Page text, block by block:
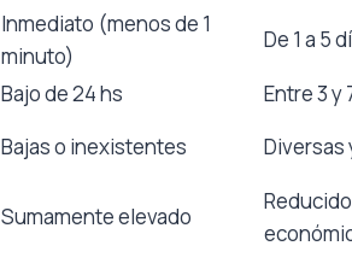
Inmediato (menos de 1
minuto)
De 1 a 5
Bajo de 24 hs Entre 3 y
Bajas o inexistentes Diversas
Sumamente elevado